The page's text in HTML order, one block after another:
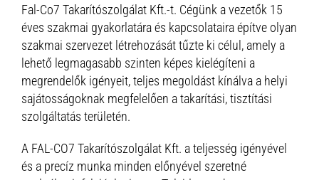
Fal-Co7 Takarítószolgálat Kft.-t. Cégünk a vezetők 15
éves szakmai gyakorlatára és kapcsolataira építve olyan
szakmai szervezet létrehozását tűzte ki célul, amely a
lehető legmagasabb szinten képes kielégíteni a
megrendelők igényeit, teljes megoldást kínálva a helyi
sajátosságoknak megfelelően a takarítási, tisztítási
szolgáltatás területén.
A FAL-CO7 Takarítószolgálat Kft. a teljesség igényével
és a precíz munka minden előnyével szeretné